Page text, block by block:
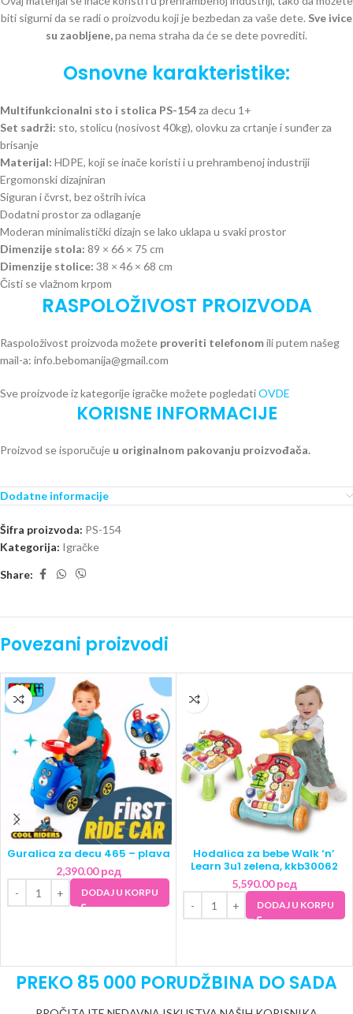
biti sigurni da se radi o proizvodu koji je bezbedan za vaše dete. Sve ivice
su zaobljene,pa nema straha da će se dete povrediti.
Osnovne karakteristike:
Multifunkcionalni sto i stolica PS-154za decu 1+
Set sadrži: sto, stolicu (nosivost 40kg), olovku za crtanje i sunđer za
brisanje
Materijal: HDPE, koji se inače koristi i u prehrambenoj industriji
Ergomonski dizajniran
Siguran i čvrst, bez oštrih ivica
Dodatni prostor za odlaganje
Moderan minimalistički dizajn se lako uklapa u svaki prostor
Dimenzije stola: 89 × 66 × 75 cm
Dimenzije stolice: 38 × 46 × 68 cm
Čisti se vlažnom krpom
RASPOLOŽIVOST PROIZVODA
Raspoloživost proizvoda možete proveriti telefonomili putem našeg
mail-a: info.bebomanija@gmail.com
Sve proizvode iz kategorije igračke možete pogledatiOVDE
KORISNE INFORMACIJE
Proizvod se isporučuje u originalnom pakovanju proizvođača.
Dodatne informacije
Šifra proizvoda: PS-154
Kategorija: Igračke
Share:
Povezani proizvodi
Guralica za decu 465 – plava
2,390.00рсд
DODAJ U KORPU
Hodalica za bebe Walk ‘n’
Learn 3u1 zelena, kkb30062
5,590.00рсд
DODAJ U KORPU
PREKO 85 000 PORUDŽBINA DO SADA